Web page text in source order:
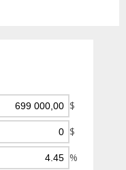
$
$
%